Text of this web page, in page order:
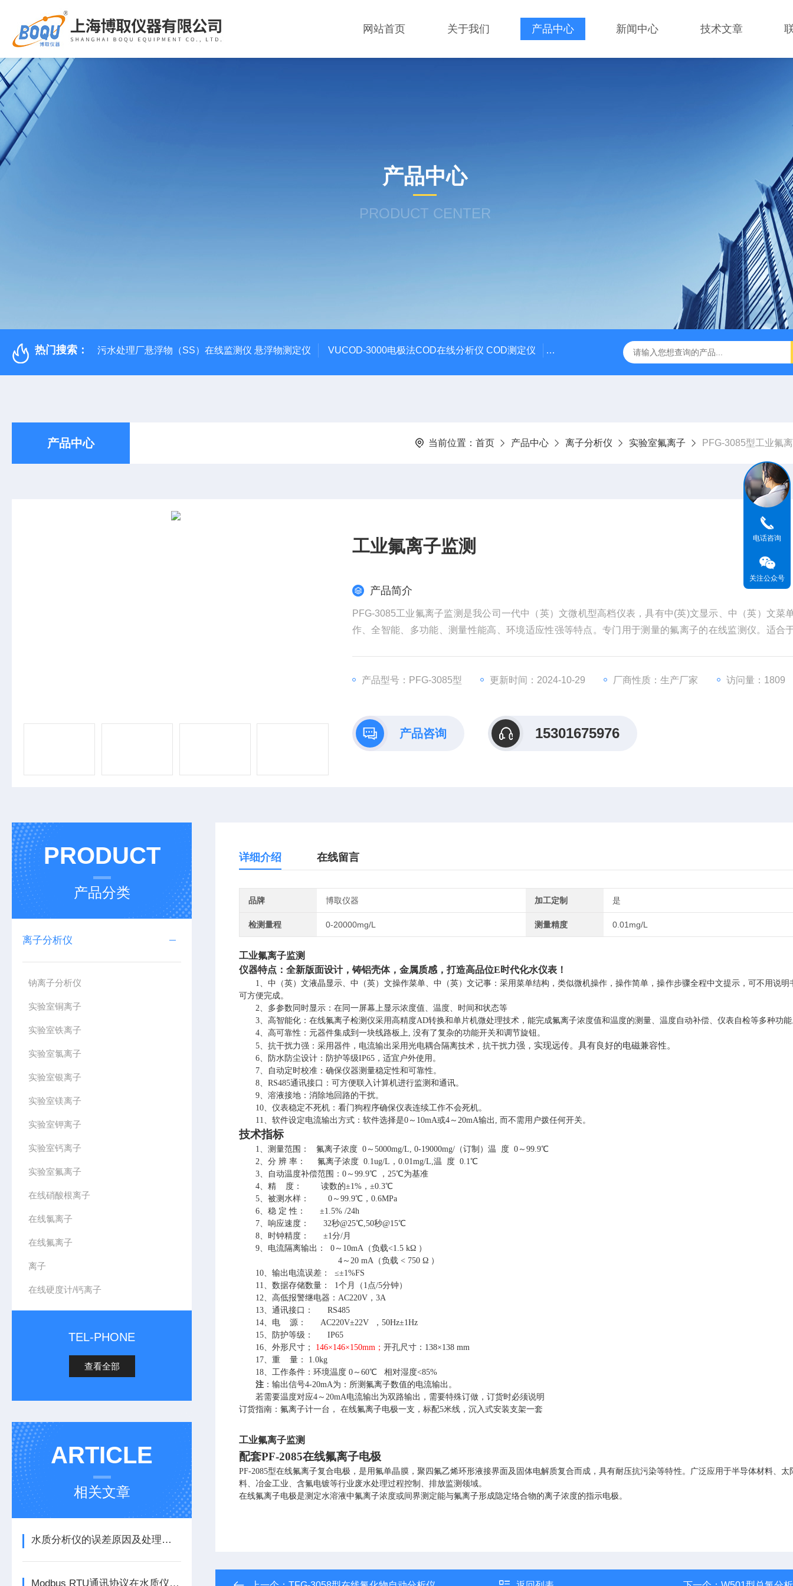
网站首页 关于我们 产品中心 新闻中心 技术文章
产品中心
PRODUCT CENTER
热门搜索： 污水处理厂悬浮物（SS）在线监测仪 悬浮物测定仪 VUCOD-3000电极法COD在线分析仪 COD测定仪 DDG-2090AX耐高温耐压工业电导率仪 在线电导仪
产品中心 当前位置： 首页 产品中心 离子分析仪 实验室氟离子 PFG-3085型工业氟
工业氟离子监测
产品简介
PFG-3085工业氟离子监测是我公司一代中（英）文微机型高档仪表，具有中(英)文显示、中（英）文菜
作、全智能、多功能、测量性能高、环境适应性强等特点。专门用于测量的氟离子的在线监测仪。适合
产品型号：PFG-3085型 更新时间：2024-10-29 厂商性质：生产厂家 访问量：1809
产品咨询 15301675976
PRODUCT
产品分类
离子分析仪
钠离子分析仪
实验室铜离子
实验室铁离子
实验室氯离子
实验室银离子
实验室镁离子
实验室钾离子
实验室钙离子
实验室氟离子
在线硝酸根离子
在线氯离子
在线氟离子
离子
在线硬度计/钙离子
TEL-PHONE
查看全部
ARTICLE
相关文章
水质分析仪的误差原因及处理方法
Modbus RTU通讯协议在水质仪表中的集成应用指南（2026年6月）
详细介绍 在线留言
品牌 博取仪器 加工定制 是
检测量程 0-20000mg/L 测量精度 0.01mg/L
工业氟离子监测
仪器特点： 全新版面设计，铸铝壳体，金属质感，打造高品位E时代化水仪表！
1、中 （英）文液晶显示、中 （英） 文操作菜单、中 （英） 文记事：采用菜单结构，类似微机操作，操作简单，操作步骤全程中文提示，可不用说明
可方便完成。
2、多参数同时显示：在同一屏幕上显示浓度值、温度、时间和状态等
3、高智能化：在线氟离子检测仪采用高精度AD转换和单片机微处理技术，能完成氟离子浓度值和温度的测量、温度自动补偿、仪表自检等多种功
4、高可靠性：元器件集成到一块线路板上, 没有了复杂的功能开关和调节旋钮。
5、抗干扰力强：采用器件，电流输出采用光电耦合隔离技术，抗干扰力强，实现远传。具有良好的电磁兼容性。
6、防水防尘设计：防护等级IP65，适宜户外使用。
7、自动定时校准：确保仪器测量稳定性和可靠性。
8、RS485通讯接口：可方便联入计算机进行监测和通讯。
9、溶液接地：消除地回路的干扰。
10、仪表稳定不死机：看门狗程序确保仪表连续工作不会死机。
11、软件设定电流输出方式：软件选择是0 ～ 10mA或4 ～ 20mA输出 , 而不需用户拨任何开关。
技术指标
1、测量范围： 氟离子浓度 0～ 5000mg/L, 0-19000mg/ （订制 ） 温 度 0～99.9℃
2、分 辨 率： 氟离子浓度 0.1ug/L， 0.01mg/L,温 度 0.1℃
3、自动温度补偿范围：0～99.9℃ ，25℃为基准
4、精 度： 读数的±1%，±0.3℃
5、被测水样： 0～99.9℃，0.6MPa
6、稳 定 性： ±1.5% /24h
7、响应速度： 32秒@25℃,50秒@15℃
8、时钟精度： ±1分/月
9、电流隔离输出： 0～10mA（负载<1.5 kΩ ）
4～20 mA（负载 < 750 Ω ）
10、输出电流误差： ≤±1%FS
11、数据存储数量： 1个月（1点/5分钟）
12、高低报警继电器：AC220V，3A
13、通讯接口： RS485
14、电 源： AC220V±22V ，50Hz±1Hz
15、防护等级： IP65
16、外形尺寸； 146×146×150mm； 开孔尺寸： 138×138 mm
17、重 量： 1.0kg
18、工作条件：环境温度 0～60℃ 相对湿度<85%
注 ：输出信号4-20mA为：所测氟离子数值的电流输出。
若需要温度对应4～20mA电流输出为双路输出，需要特殊订做，订货时必须说明
订货指南：氟离子计一台，
在线氟离子电极一支，标配5米线，沉入式安装支架一套
工业氟离子监测
配套PF-2085在线氟离子电极
PF-2085型在线氟离子复合电极，是用氟单晶膜，聚四氟乙烯环形液接界面及固体电解质复合而成，具有耐压抗污染等特性。广泛应用于半导体材料、太
料、冶金工业、含氟电镀等行业废水处理过程控制、排放监测领域。
在线氟离子电极是测定水溶液中氟离子浓度或间界测定能与氟离子形成隐定络合物的离子浓度的指示电极。
电话咨询
关注公众号